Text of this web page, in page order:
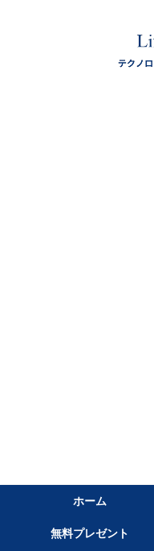
ホーム
無料プレゼント